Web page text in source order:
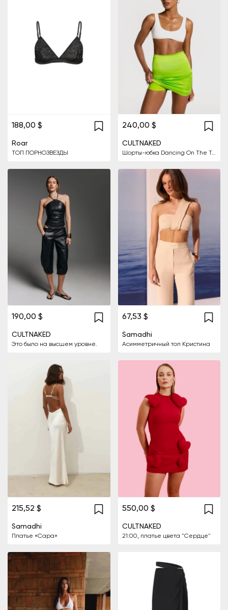
188,00 $
Roar
ТОП ПОРНОЗВЕЗДЫ
240,00 $
CULTNAKED
Шорты-юбка Dancing On The Table в цвете Poison
190,00 $
CULTNAKED
Это было на высшем уровне.
67,53 $
Samadhi
Асимметричный топ Кристина
215,52 $
Samadhi
Платье «Сара»
550,00 $
CULTNAKED
21:00, платье цвета "Сердце"